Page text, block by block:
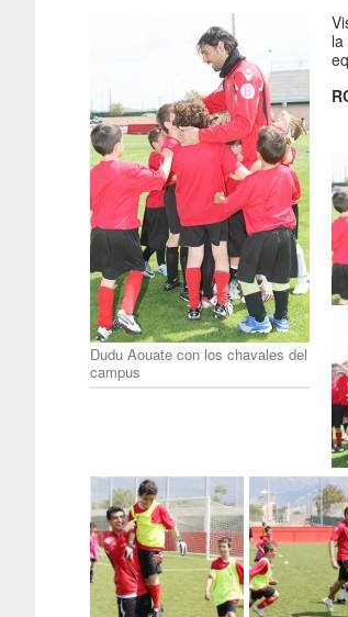
Dudu Aouate con los chavales del
campus